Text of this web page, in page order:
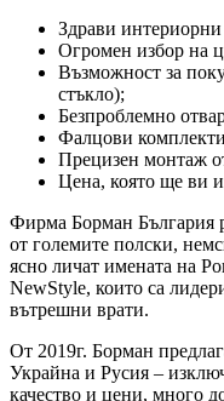
Здрави
Огромен избор на
Възможност за
стъкло);
Безпроблемно
Фалцови
Прецизен монтаж
Цена, която ще ви
Фирма Борман България
от големите полски,
ясно личат имената на
NewStyle, които са
вътрешни врати.
От 2019г. Борман
Украйна и Русия –
качество и цени, много